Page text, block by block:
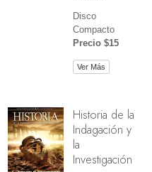
Disco
Compacto
Precio $15
Ver Más
Historia de la
Indagación y
la
Investigación